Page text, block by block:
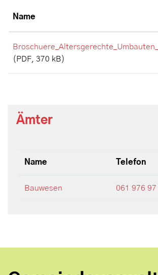
Name
(PDF, 370 kB)
Ämter
Name Telefon
Bauwesen 061 976 97